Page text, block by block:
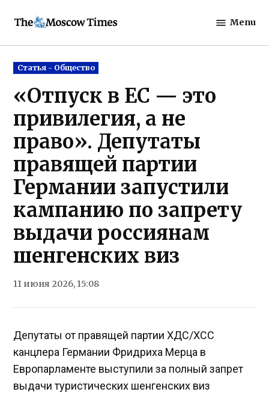
Moscow
Menu
Posted
in
Статья - Общество
«Отпуск в ЕС — это
привилегия, а не
право». Депутаты
правящей партии
Германии запустили
кампанию по запрету
выдачи россиянам
шенгенских виз
11 июня 2026, 15:08
Депутаты от правящей партии ХДС/ХСС
канцлера Германии Фридриха Мерца в
Европарламенте выступили за полный запрет
выдачи туристических шенгенских виз